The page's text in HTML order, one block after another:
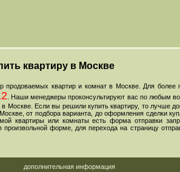
квартиру в Москве
продоваемых квартир и комнат в Москве. Для более
. Наши менеджеры проконсультируют вас по любым
Москве. Если вы решили купить квартиру, то лучше
от подбора варианта, до оформления сделки
квартиры или комнаты есть форма отправки
форме, для перехода на страницу
дополнительная информация